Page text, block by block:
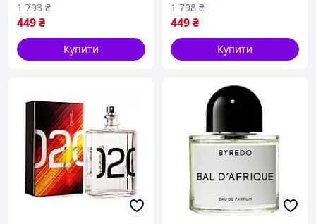
449₴
1 793 ₴
Купити
449₴
1 798 ₴
Купити